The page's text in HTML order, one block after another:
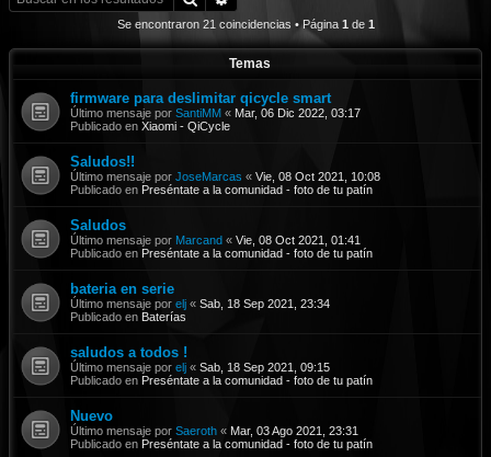
Se encontraron 21 coincidencias • Página 1 de 1
Temas
firmware para deslimitar qicycle smart
Último mensaje por SantiMM « Mar, 06 Dic 2022, 03:17
Publicado en Xiaomi - QiCycle
Saludos!!
Último mensaje por JoseMarcas « Vie, 08 Oct 2021, 10:08
Publicado en Preséntate a la comunidad - foto de tu patín
Saludos
Último mensaje por Marcand « Vie, 08 Oct 2021, 01:41
Publicado en Preséntate a la comunidad - foto de tu patín
bateria en serie
Último mensaje por elj « Sab, 18 Sep 2021, 23:34
Publicado en Baterías
saludos a todos !
Último mensaje por elj « Sab, 18 Sep 2021, 09:15
Publicado en Preséntate a la comunidad - foto de tu patín
Nuevo
Último mensaje por Saeroth « Mar, 03 Ago 2021, 23:31
Publicado en Preséntate a la comunidad - foto de tu patín